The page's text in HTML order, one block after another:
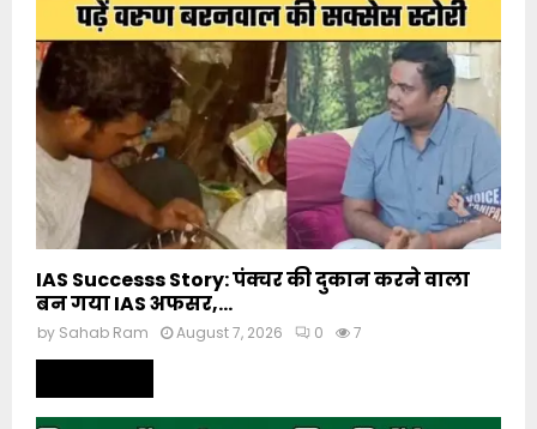
IAS Successs Story: पंक्चर की दुकान करने वाला
बन गया IAS अफसर,...
by Sahab Ram August 7, 2026 0 7